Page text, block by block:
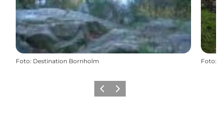
Foto: Destination Bornholm Foto:
ForrigeNæste